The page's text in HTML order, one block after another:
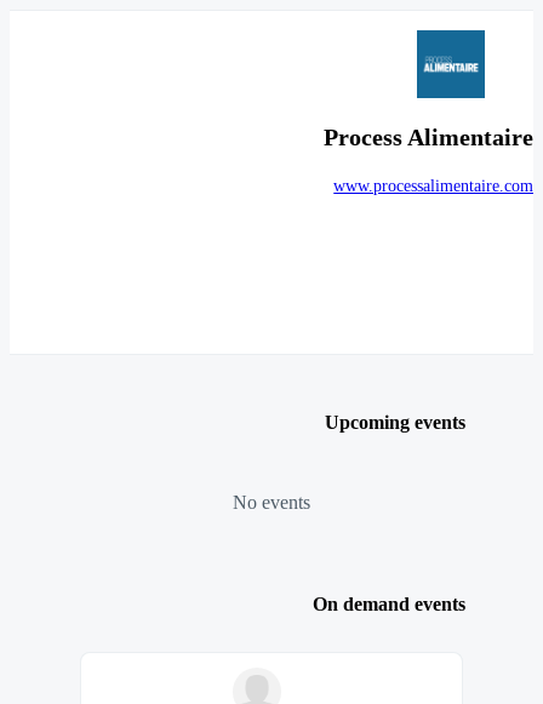
Process Alimentaire
www.processalimentaire.com
Upcoming events
No events
On demand events